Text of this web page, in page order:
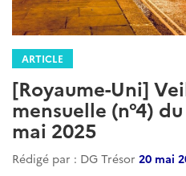
ARTICLE
[Royaume-Uni]
mensuelle (n°4)
mai 2025
Rédigé par : DG Trésor 20 mai